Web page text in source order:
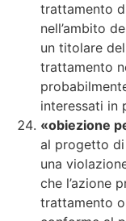
trattamento
nell’ambito
un titolare
trattamento
interessati in
«obiezione
al progetto
una
che l’azione
trattamento